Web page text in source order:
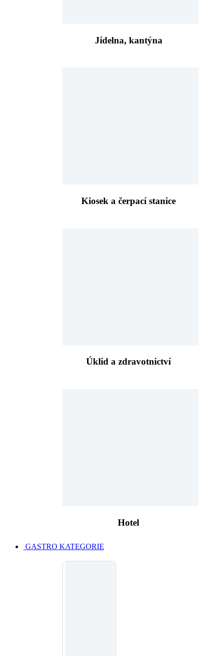
Jídelna, kantýna
Kiosek a čerpací stanice
Úklid a zdravotnictví
Hotel
GASTRO KATEGORIE